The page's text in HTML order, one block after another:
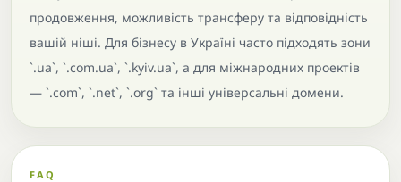
продовження, можливість трансферу та відповідність
вашій ніші. Для бізнесу в Україні часто підходять зони
`.ua`, `.com.ua`, `.kyiv.ua`, а для міжнародних проектів
— `.com`, `.net`, `.org` та інші універсальні домени.
FAQ